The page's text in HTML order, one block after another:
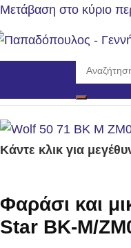
Μετάβαση στο κύριο
Αρχική σελίδα/Εργαλεία
Κάντε κλικ για
Φαράσι και
Star BK-M/